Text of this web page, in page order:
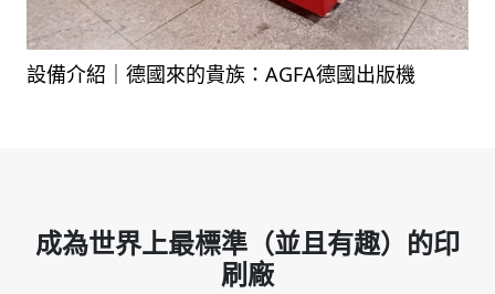
設備介紹｜德國來的貴族：AGFA德國出版機
成為世界上最標準（並且有趣）的印
刷廠